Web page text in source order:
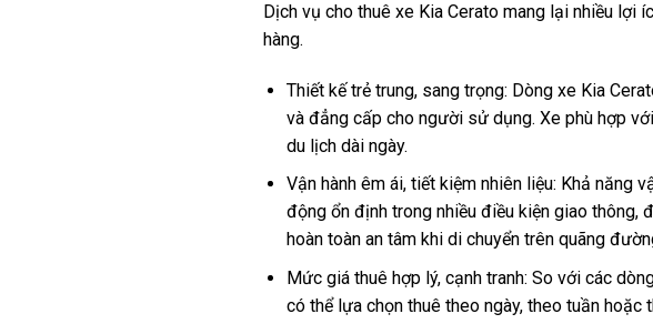
Dịch vụ cho thuê xe Kia Cerato mang lại nhiều lợi
hàng.
Thiết kế trẻ trung, sang trọng: Dòng xe Kia
và đẳng cấp cho người sử dụng. Xe phù hợp
du lịch dài ngày.
Vận hành êm ái, tiết kiệm nhiên liệu: Khả năng
động ổn định trong nhiều điều kiện giao
hoàn toàn an tâm khi di chuyển trên quãng
Mức giá thuê hợp lý, cạnh tranh: So với các
có thể lựa chọn thuê theo ngày, theo tuần hoặc